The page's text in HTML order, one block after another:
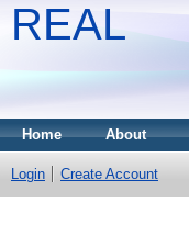
REAL
Home About
Login Create Account